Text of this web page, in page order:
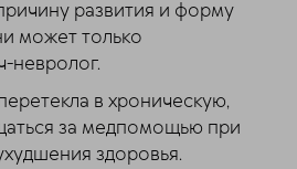
развития и форму
может только
невролог.
в хроническую,
за медпомощью при
здоровья.